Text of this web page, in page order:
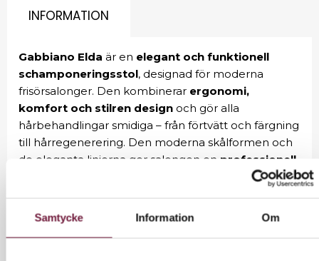
Samtycke Information Om
INFORMATION
Gabbiano Elda är en elegant och funktionell
schamponeringsstol, designad för moderna
frisörsalonger. Den kombinerar ergonomi,
komfort och stilren design och gör alla
hårbehandlingar smidiga – från förtvätt och färgning
till hårregenerering. Den moderna skålformen och
de eleganta linjerna ger salongen en professionell
Densvarta keramiska skålenär djup och stilren,
vilket minskar stänk och ger maximal komfort